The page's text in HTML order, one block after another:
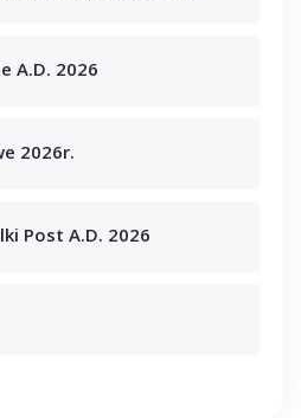
A.D. 2026
2026r.
Post A.D. 2026